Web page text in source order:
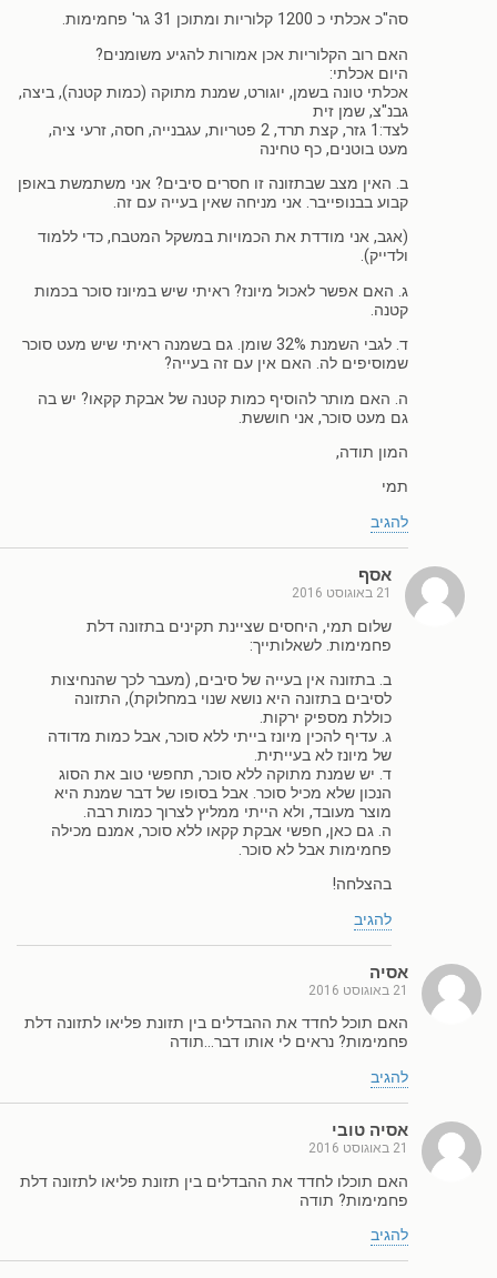
סה"כ אכלתי כ 1200 קלוריות ומתוכן 31 גר' פחמימות.
האם רוב הקלוריות אכן אמורות להגיע משומנים?
היום אכלתי:
אכלתי טונה בשמן, יוגורט, שמנת מתוקה (כמות קטנה), ביצה,
גבנ"צ, שמן זית
לצד:1 גזר, קצת תרד, 2 פטריות, עגבנייה, חסה, זרעי ציה,
מעט בוטנים, כף טחינה
ב. האין מצב שבתזונה זו חסרים סיבים? אני משתמשת באופן
קבוע בבנופייבר. אני מניחה שאין בעייה עם זה.
(אגב, אני מודדת את הכמויות במשקל המטבח, כדי ללמוד
ולדייק).
ג. האם אפשר לאכול מיונז? ראיתי שיש במיונז סוכר בכמות
קטנה.
ד. לגבי השמנת 32% שומן. גם בשמנה ראיתי שיש מעט סוכר
שמוסיפים לה. האם אין עם זה בעייה?
ה. האם מותר להוסיף כמות קטנה של אבקת קקאו? יש בה
גם מעט סוכר, אני חוששת.
המון תודה,
תמי
להגיב
אסף
21 באוגוסט 2016
שלום תמי, היחסים שציינת תקינים בתזונה דלת
פחמימות. לשאלותייך:
ב. בתזונה אין בעייה של סיבים, (מעבר לכך שהנחיצות
לסיבים בתזונה היא נושא שנוי במחלוקת), התזונה
כוללת מספיק ירקות.
ג. עדיף להכין מיונז בייתי ללא סוכר, אבל כמות מדודה
של מיונז לא בעייתית.
ד. יש שמנת מתוקה ללא סוכר, תחפשי טוב את הסוג
הנכון שלא מכיל סוכר. אבל בסופו של דבר שמנת היא
מוצר מעובד, ולא הייתי ממליץ לצרוך כמות רבה.
ה. גם כאן, חפשי אבקת קקאו ללא סוכר, אמנם מכילה
פחמימות אבל לא סוכר.
בהצלחה!
להגיב
אסיה
21 באוגוסט 2016
האם תוכל לחדד את ההבדלים בין תזונת פליאו לתזונה דלת
פחמימות? נראים לי אותו דבר…תודה
להגיב
אסיה טובי
21 באוגוסט 2016
האם תוכלו לחדד את ההבדלים בין תזונת פליאו לתזונה דלת
פחמימות? תודה
להגיב